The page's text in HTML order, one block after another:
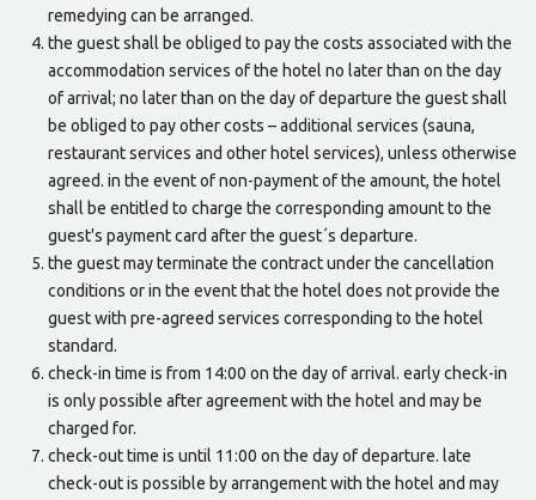
remedying can be arranged.
the guest shall be obliged to pay the costs associated with the
accommodation services of the hotel no later than on the day
of arrival; no later than on the day of departure the guest shall
be obliged to pay other costs – additional services (sauna,
restaurant services and other hotel services), unless otherwise
agreed. in the event of non-payment of the amount, the hotel
shall be entitled to charge the corresponding amount to the
guest's payment card after the guest´s departure.
the guest may terminate the contract under the cancellation
conditions or in the event that the hotel does not provide the
guest with pre-agreed services corresponding to the hotel
standard.
check-in time is from 14:00 on the day of arrival. early check-in
is only possible after agreement with the hotel and may be
charged for.
check-out time is until 11:00 on the day of departure. late
check-out is possible by arrangement with the hotel and may